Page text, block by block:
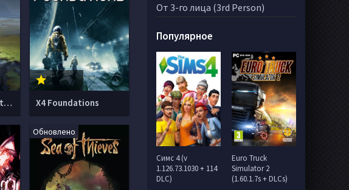
Northgard: Definitive Edition X4 Foundations
Обновлено
От 3-го лица (3rd Person)
Популярное
Симс 4 (v
1.126.73.1030 + 114
DLC)
Euro Truck
Simulator 2
(1.60.1.7s + DLCs)